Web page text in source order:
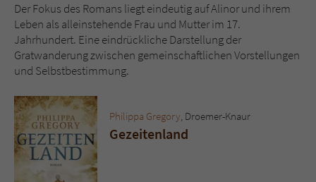
Der Fokus des Romans liegt eindeutig auf Alinor und ihrem
Leben als alleinstehende Frau und Mutter im 17.
Jahrhundert. Eine eindrückliche Darstellung der
Gratwanderung zwischen gemeinschaftlichen Vorstellungen
und Selbstbestimmung.
Philippa Gregory, Droemer-Knaur
Gezeitenland